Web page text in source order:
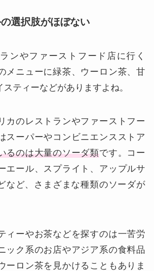
選択肢がほぼない
ンやファーストフード店に行く
メニューに緑茶、ウーロン茶、甘
ティーなどがありますよね。
カのレストランやファーストフー
スーパーやコンビニエンスストア
るのは大量のソーダ類です。コー
エール、スプライト、アップルサ
ど、さまざまな種類のソーダが
ィーやお茶などを探すのは一苦労
ック系のお店やアジア系の食料品
ーロン茶を見かけることもありま